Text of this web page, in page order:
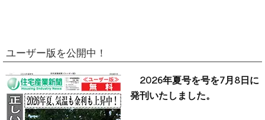
ユーザー版を公開中！
2026年夏号を号を7月8日に
発刊いたしました。